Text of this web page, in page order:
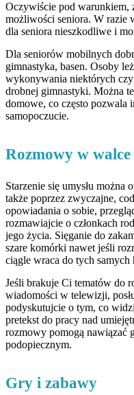
Oczywiście pod warunkiem,
możliwości seniora. W razie
dla seniora nieszkodliwe i
Dla seniorów mobilnych
gimnastyka, basen. Osoby
wykonywania niektórych
drobnej gimnastyki. Można
domowe, co często pozwala
samopoczucie.
Rozmowy w
Starzenie się umysłu
także poprzez zwyczajne,
opowiadania o sobie,
rozmawiajcie o członkach
jego życia. Sięganie do
szare komórki nawet jeśli
ciągle wraca do tych samych
Jeśli brakuje Ci tematów do
wiadomości w telewizji,
podyskutujcie o tym, co
pretekst do pracy nad
rozmowy pomogą nawiązać
podopiecznym.
Gry i zabawy